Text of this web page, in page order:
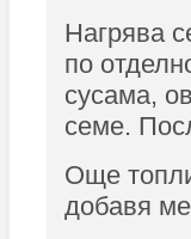
Нагрява
по
сусама,
семе.
Още
добавя